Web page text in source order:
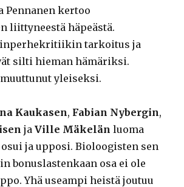
Pennanen kertoo
liittyneestä häpeästä.
tarkoitus ja
silti hieman hämäriksi.
yleiseksi.
Kaukasen, Fabian Nybergin,
jaVille Mäkelän luoma
ja upposi. Bioloogisten sen
bonuslastenkaan osa ei ole
Yhä useampi heistä joutuu